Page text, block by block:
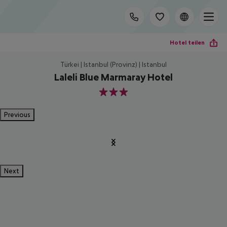
Hotel teilen
Türkei | Istanbul (Provinz) | Istanbul
Laleli Blue Marmaray Hotel
3
Previous
Next